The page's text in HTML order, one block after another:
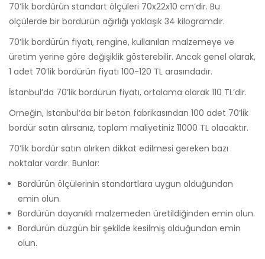
70’lik bordürün standart ölçüleri 70x22x10 cm’dir. Bu
ölçülerde bir bordürün ağırlığı yaklaşık 34 kilogramdır.
70’lik bordürün fiyatı, rengine, kullanılan malzemeye ve
üretim yerine göre değişiklik gösterebilir. Ancak genel olarak,
1 adet 70’lik bordürün fiyatı 100-120 TL arasındadır.
İstanbul’da 70’lik bordürün fiyatı, ortalama olarak 110 TL’dir.
Örneğin, İstanbul’da bir beton fabrikasından 100 adet 70’lik
bordür satın alırsanız, toplam maliyetiniz 11000 TL olacaktır.
70’lik bordür satın alırken dikkat edilmesi gereken bazı
noktalar vardır. Bunlar:
Bordürün ölçülerinin standartlara uygun olduğundan
emin olun.
Bordürün dayanıklı malzemeden üretildiğinden emin olun.
Bordürün düzgün bir şekilde kesilmiş olduğundan emin
olun.